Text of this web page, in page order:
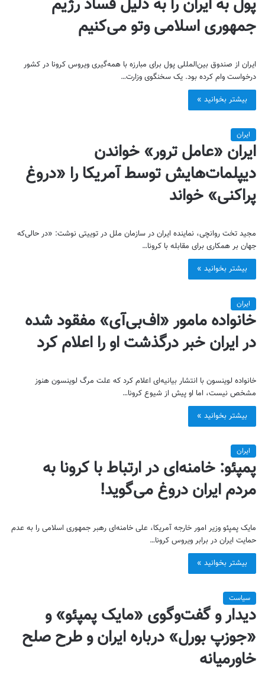
جمهوری اسلامی وتو می‌کنیم
ایران از صندوق بین‌المللی پول برای مبارزه با همه‌گیری ویروس کرونا در کشور
درخواست وام کرده بود. یک سخنگوی وزارت…
بیشتر بخوانید »
ایران
ایران «عامل ترور» خواندن
دیپلمات‌هایش توسط آمریکا را «دروغ
پراکنی» خواند
مجید تخت روانچی، نماینده ایران در سازمان ملل در توییتی نوشت: «در حالی‌که
جهان بر همکاری برای مقابله با کرونا…
بیشتر بخوانید »
ایران
خانواده مامور «اف‌بی‌آی» مفقود شده
در ایران خبر درگذشت او را اعلام کرد
خانواده لوینسون با انتشار بیانیه‌ای اعلام کرد که علت مرگ لوینسون هنوز
مشخص نیست، اما او پیش از شیوع کرونا…
بیشتر بخوانید »
ایران
پمپئو: خامنه‌ای در ارتباط با کرونا به
مردم ایران دروغ می‌گوید!
مایک پمپئو وزیر امور خارجه آمریکا، علی خامنه‌ای رهبر جمهوری اسلامی را به عدم
حمایت ایران در برابر ویروس کرونا…
بیشتر بخوانید »
سیاست
دیدار و گفت‌وگوی «مایک پمپئو» و
«جوزپ بورل» درباره ایران و طرح صلح
خاورمیانه